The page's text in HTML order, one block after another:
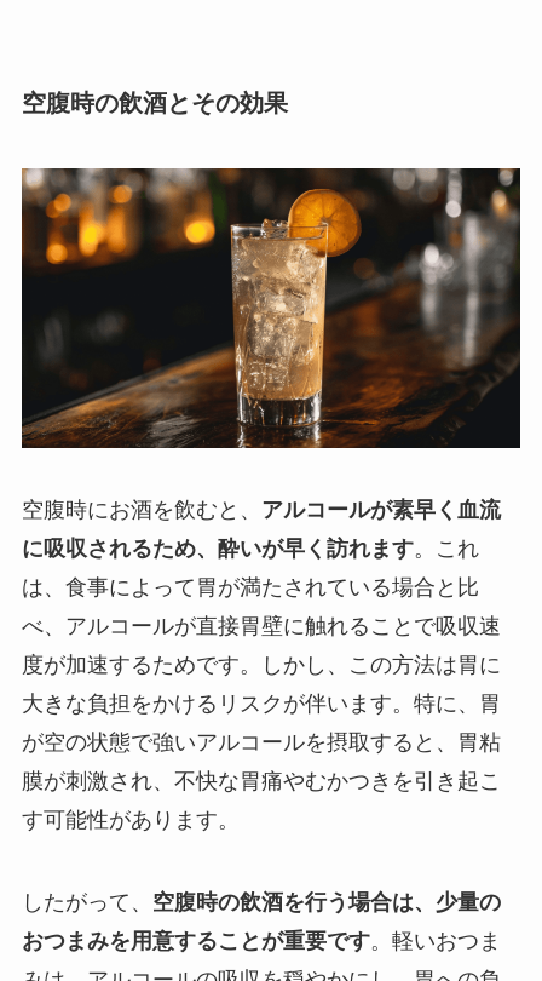
空腹時の飲酒とその効果
空腹時にお酒を飲むと、 アルコールが素早く血流
に吸収されるため、酔いが早く訪れます。これ
は、食事によって胃が満たされている場合と比
べ、アルコールが直接胃壁に触れることで吸収速
度が加速するためです。しかし、この方法は胃に
大きな負担をかけるリスクが伴います。特に、胃
が空の状態で強いアルコールを摂取すると、胃粘
膜が刺激され、不快な胃痛やむかつきを引き起こ
す可能性があります。
したがって、 空腹時の飲酒を行う場合は、少量の
おつまみを用意することが重要です。軽いおつま